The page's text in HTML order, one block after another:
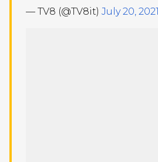
— TV8 (@TV8it) July 20, 2021